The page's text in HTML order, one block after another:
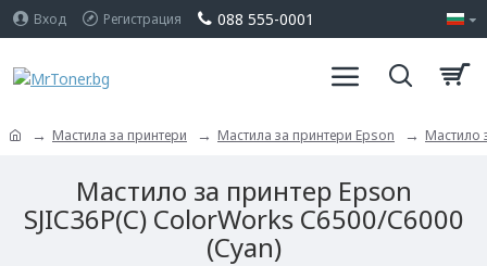
Вход Регистрация 088 555-0001
Мастила за принтери Мастила за принтери Epson Мастило
Мастило за принтер Epson
SJIC36P(C) ColorWorks C6500/C6000
(Cyan)